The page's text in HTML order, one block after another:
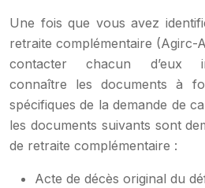
Une fois que vous avez
retraite complémentaire (Agirc-
contacter chacun d’eux
connaître les documents à
spécifiques de la demande de
les documents suivants sont
de retraite complémentaire :
Acte de décès original du